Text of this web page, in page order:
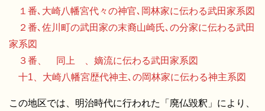
１番､大崎八幡宮代々の神官､岡林家に伝わる武田家系図
２番､佐川町の武田家の末裔山崎氏､の分家に伝わる武田
家系図
３番、 同上 、嫡流に伝わる武田家系図
十1、大崎八幡宮歴代神主､の岡林家に伝わる神主系図
この地区では、明治時代に行われた「廃仏毀釈」により、